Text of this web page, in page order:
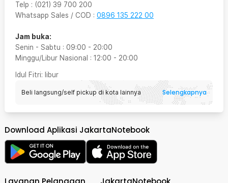
Telp : (021) 39 700 200
Whatsapp Sales / COD : 0896 135 222 00
Jam buka:
Senin - Sabtu : 09:00 - 20:00
Minggu/Libur Nasional : 12:00 - 20:00
Idul Fitri: libur
Beli langsung/self pickup di kota lainnya Selengkapnya
Download Aplikasi JakartaNotebook